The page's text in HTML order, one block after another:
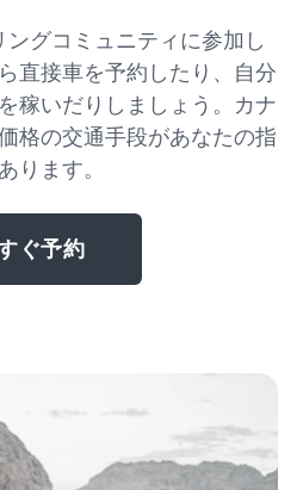
グコミュニティに参加し
直接車を予約したり、自分
稼いだりしましょう。カナ
格の交通手段があなたの指
ります。
ぐ予約